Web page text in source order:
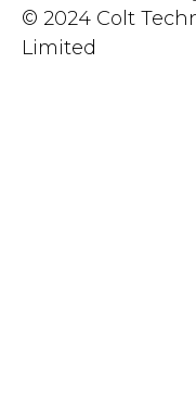
© 2024 Colt
Limited